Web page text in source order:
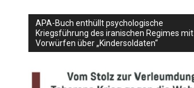
APA-Buch enthüllt psychologische
Kriegsführung des iranischen Regimes mit
Vorwürfen über „Kindersoldaten“